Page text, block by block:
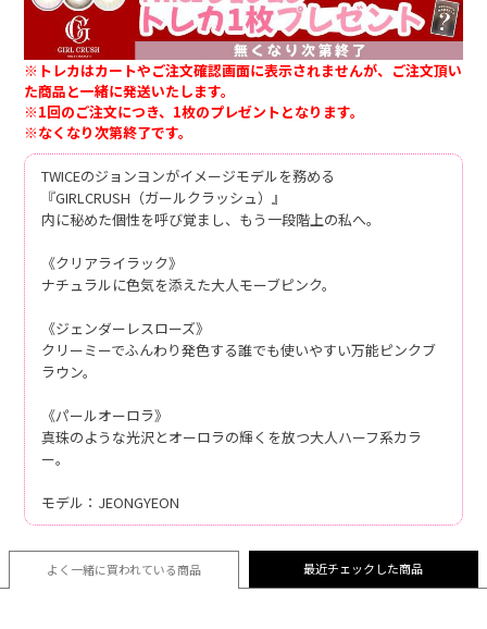
※トレカはカートやご注文確認画面に表示されませんが、ご注文頂い
た商品と一緒に発送いたします。
※1回のご注文につき、1枚のプレゼントとなります。
※なくなり次第終了です。
TWICEのジョンヨンがイメージモデルを務める
『GIRLCRUSH（ガールクラッシュ）』
内に秘めた個性を呼び覚まし、もう一段階上の私へ。
《クリアライラック》
ナチュラルに色気を添えた大人モーブピンク。
《ジェンダーレスローズ》
クリーミーでふんわり発色する誰でも使いやすい万能ピンクブ
ラウン。
《パールオーロラ》
真珠のような光沢とオーロラの輝くを放つ大人ハーフ系カラ
ー。
モデル：JEONGYEON
よく一緒に買われている商品 最近チェックした商品